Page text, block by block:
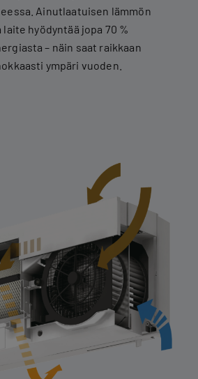
Ainutlaatuisen lämmön
hyödyntää jopa 70 %
– näin saat raikkaan
ympäri vuoden.